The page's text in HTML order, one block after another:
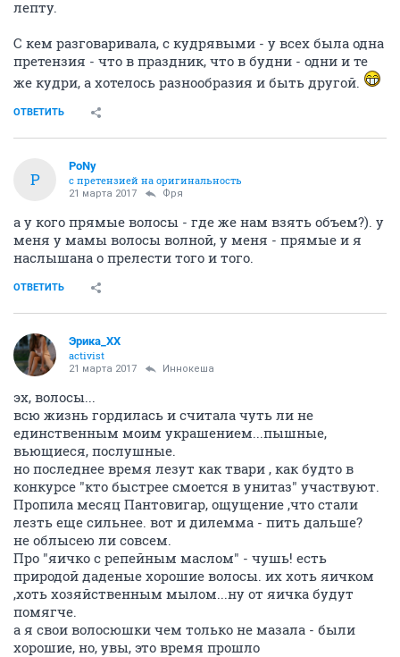
лепту.
С кем разговаривала, с кудрявыми - у всех была одна
претензия - что в праздник, что в будни - одни и те
же кудри, а хотелось разнообразия и быть другой.
ОТВЕТИТЬ
P
PoNy
с претензией на оригинальность
21 марта 2017 Фря
а у кого прямые волосы - где же нам взять объем?). у
меня у мамы волосы волной, у меня - прямые и я
наслышана о прелести того и того.
ОТВЕТИТЬ
Эрика_ХХ
activist
21 марта 2017 Иннокеша
эх, волосы...
всю жизнь гордилась и считала чуть ли не
единственным моим украшением...пышные,
вьющиеся, послушные.
но последнее время лезут как твари , как будто в
конкурсе "кто быстрее смоется в унитаз" участвуют.
Пропила месяц Пантовигар, ощущение ,что стали
лезть еще сильнее. вот и дилемма - пить дальше?
не облысею ли совсем.
Про "яичко с репейным маслом" - чушь! есть
природой даденые хорошие волосы. их хоть яичком
,хоть хозяйственным мылом...ну от яичка будут
помягче.
а я свои волосюшки чем только не мазала - были
хорошие, но, увы, это время прошло